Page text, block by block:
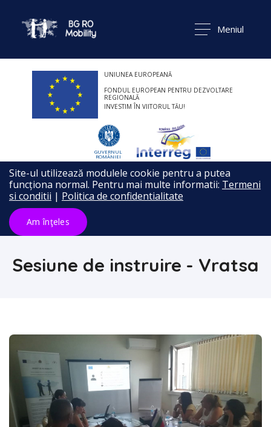
Meniul
UNIUNEA EUROPEANĂ
FONDUL EUROPEAN PENTRU DEZVOLTARE
REGIONALĂ
INVESTIM ÎN VIITORUL TĂU!
GUVERNUL
ROMÂNIEI
Site-ul utilizează modulele cookie pentru a putea
funcționa normal. Pentru mai multe informatii: Termeni
si conditii | Politica de confidentialitate
Am înţeles
Sesiune de instruire - Vratsa